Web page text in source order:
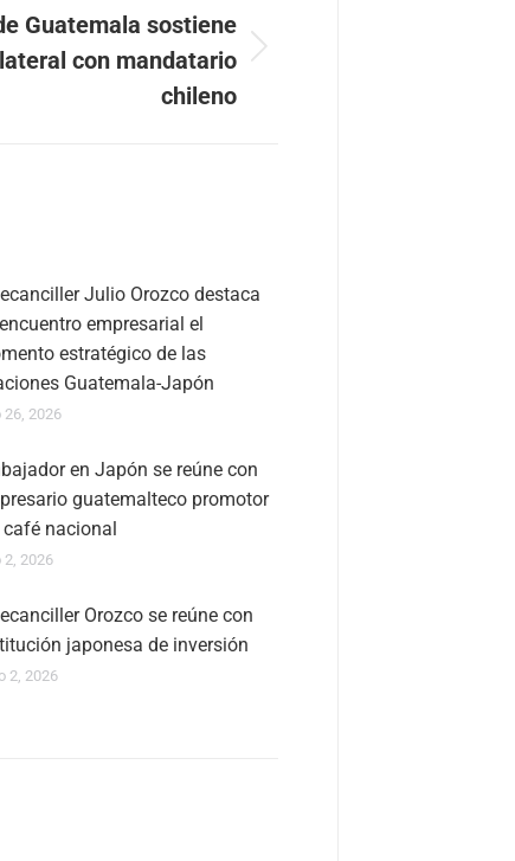
Guatemala sostiene
con mandatario
chileno
Julio Orozco destaca
empresarial el
estratégico de las
Guatemala-Japón
26, 2026
en Japón se reúne con
guatemalteco promotor
café nacional
2, 2026
Orozco se reúne con
japonesa de inversión
2, 2026